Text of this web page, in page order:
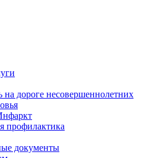
на дороге несовершеннолетних
профилактика
документы